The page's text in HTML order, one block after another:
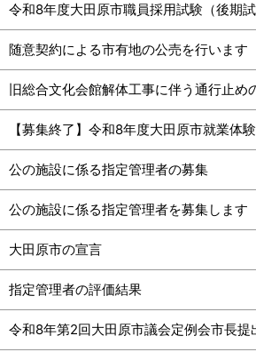
令和8年度大田原市職員採用試験（後期試
随意契約による市有地の公売を行います
旧総合文化会館解体工事に伴う通行止め
公の施設に係る指定管理者の募集
公の施設に係る指定管理者を募集します
大田原市の宣言
指定管理者の評価結果
令和8年第2回大田原市議会定例会市長提